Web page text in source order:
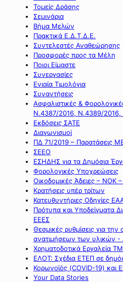
Τομείς Δράσης
Σεμινάρια
Βήμα Μελών
Πρακτικά Ε.Δ.Τ.Δ.Ε.
Συντελεστές Αναθεώρησης
Προσφορές προς τα Μέλη
Ποιοι Είμαστε
Συνεργασίες
Ενιαία Τιμολόγια
Συναντήσεις
Ασφαλιστικές &
Ν.4387/2016, Ν.4389/
Εκδόσεις ΣΑΤΕ
Διαγωνισμοί
ΠΔ 71/2019 – Παρατάσεις
ΣΕΕΟ
ΕΣΗΔΗΣ για τα Δημόσια
Φορολογικές Υποχρεώσεις
Οικοδομικές Άδειες – ΝΟΚ
Κρατήσεις υπέρ τρίτων
Κατευθυντήριες Οδηγίες
Πρότυπα και Υποδείγματα
ΕΕΕΣ
Θεσμικές ρυθμίσεις για την
ανατιμήσεων των υλικών
Χρηματοδοτικά Εργαλεία
ΕΛΟΤ: Σχέδια ΕΤΕΠ σε
Κορωνοϊός (COVID-19) και
Your Data Stories